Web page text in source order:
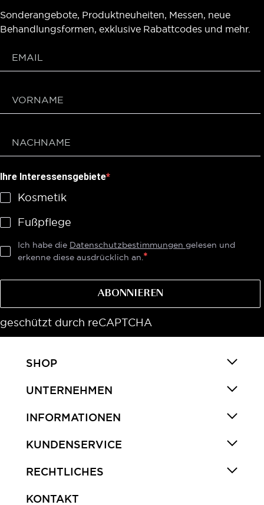
Sonderangebote, Produktneuheiten, Messen, neue
Behandlungsformen, exklusive Rabattcodes und mehr.
Ihre Interessensgebiete
Kosmetik
Fußpflege
Ich habe die Datenschutzbestimmungen gelesen und
erkenne diese ausdrücklich an.
ABONNIEREN
geschützt durch reCAPTCHA
SHOP
UNTERNEHMEN
INFORMATIONEN
KUNDENSERVICE
RECHTLICHES
KONTAKT